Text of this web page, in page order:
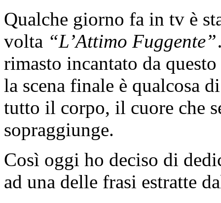
Qualche giorno fa in tv è
volta “L’Attimo Fuggente”
rimasto incantato da
la scena finale è qualcosa
tutto il corpo, il cuore che
sopraggiunge.
Così oggi ho deciso di
ad una delle frasi estratte